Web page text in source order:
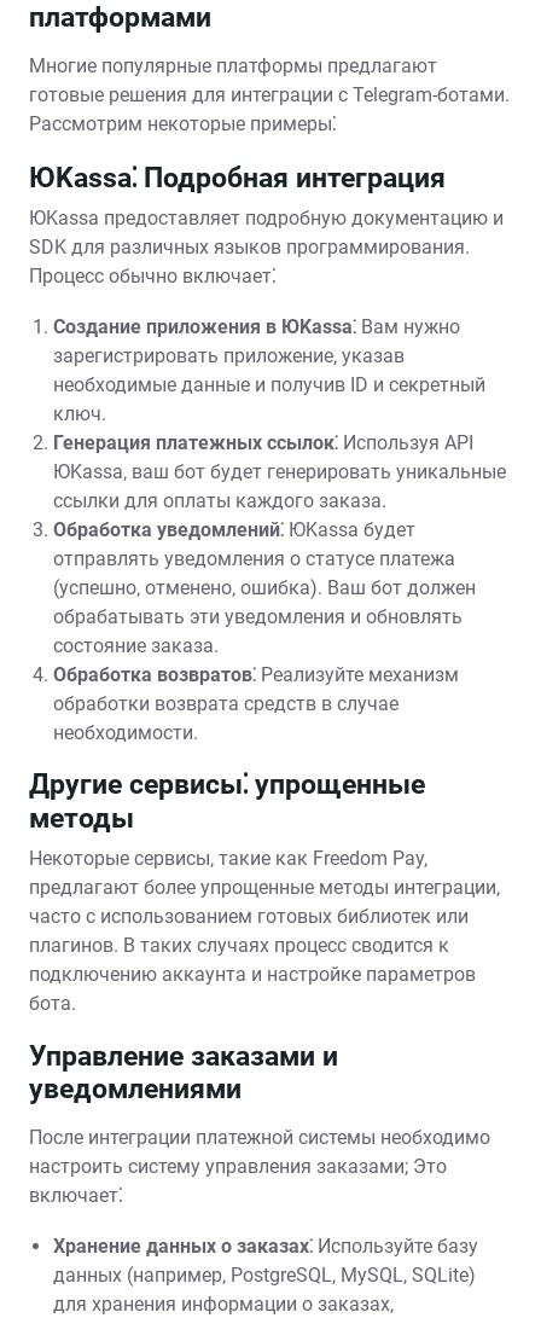
платформами
Многие популярные платформы предлагают
готовые решения для интеграции с Telegram-ботами.
Рассмотрим некоторые примеры⁚
ЮKassa⁚ Подробная интеграция
ЮKassa предоставляет подробную документацию и
SDK для различных языков программирования.
Процесс обычно включает⁚
Создание приложения в ЮKassa⁚ Вам нужно
зарегистрировать приложение‚ указав
необходимые данные и получив ID и секретный
ключ.
Генерация платежных ссылок⁚ Используя API
ЮKassa‚ ваш бот будет генерировать уникальные
ссылки для оплаты каждого заказа.
Обработка уведомлений⁚ ЮKassa будет
отправлять уведомления о статусе платежа
(успешно‚ отменено‚ ошибка). Ваш бот должен
обрабатывать эти уведомления и обновлять
состояние заказа.
Обработка возвратов⁚ Реализуйте механизм
обработки возврата средств в случае
необходимости.
Другие сервисы⁚ упрощенные
методы
Некоторые сервисы‚ такие как Freedom Pay‚
предлагают более упрощенные методы интеграции‚
часто с использованием готовых библиотек или
плагинов. В таких случаях процесс сводится к
подключению аккаунта и настройке параметров
бота.
Управление заказами и
уведомлениями
После интеграции платежной системы необходимо
настроить систему управления заказами; Это
включает⁚
Хранение данных о заказах⁚ Используйте базу
данных (например‚ PostgreSQL‚ MySQL‚ SQLite)
для хранения информации о заказах‚